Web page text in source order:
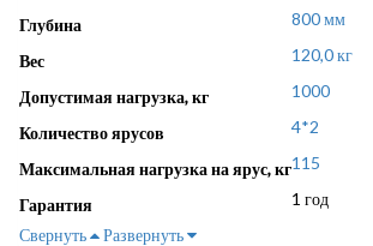
Глубина 800 мм
Вес 120,0 кг
Допустимая нагрузка, кг 1000
Количество ярусов 4*2
Максимальная нагрузка на ярус, кг115
Гарантия
1 год
Свернуть
Развернуть